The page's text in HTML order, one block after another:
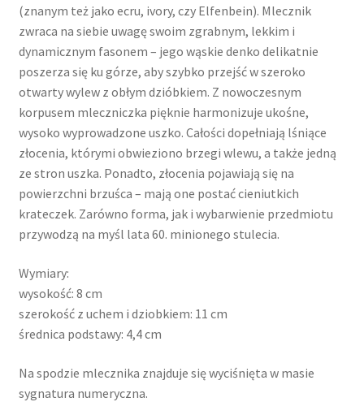
(znanym też jako ecru, ivory, czy Elfenbein). Mlecznik
zwraca na siebie uwagę swoim zgrabnym, lekkim i
dynamicznym fasonem – jego wąskie denko delikatnie
poszerza się ku górze, aby szybko przejść w szeroko
otwarty wylew z obłym dzióbkiem. Z nowoczesnym
korpusem mleczniczka pięknie harmonizuje ukośne,
wysoko wyprowadzone uszko. Całości dopełniają lśniące
złocenia, którymi obwieziono brzegi wlewu, a także jedną
ze stron uszka. Ponadto, złocenia pojawiają się na
powierzchni brzuśca – mają one postać cieniutkich
krateczek. Zarówno forma, jak i wybarwienie przedmiotu
przywodzą na myśl lata 60. minionego stulecia.
Wymiary:
wysokość: 8 cm
szerokość z uchem i dziobkiem: 11 cm
średnica podstawy: 4,4 cm
Na spodzie mlecznika znajduje się wyciśnięta w masie
sygnatura numeryczna.